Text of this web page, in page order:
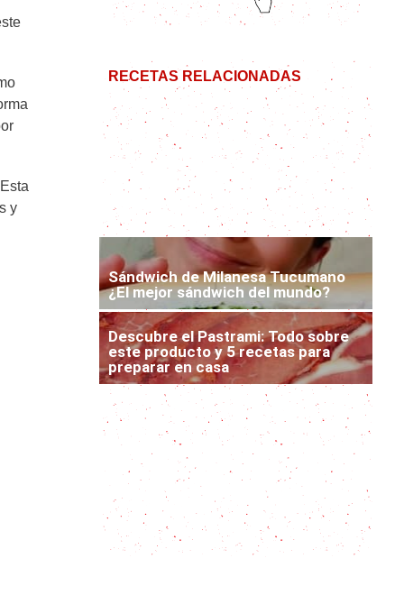
y
RECETAS RELACIONADAS
Directamente desde El Caribe: la
receta original de pastel en hoja
Receta del más delicioso y tierno
Lomo Mechado
Sándwich de Milanesa Tucumano
¿El mejor sándwich del mundo?
Descubre el Pastrami: Todo sobre
este producto y 5 recetas para
preparar en casa
El mejor corte para asados, guisos y
estofados infalibles: redondo de
ternera
Albóndigas a la Jardinera: una
receta hogareña y reconfortante
en sólo 7 pasos